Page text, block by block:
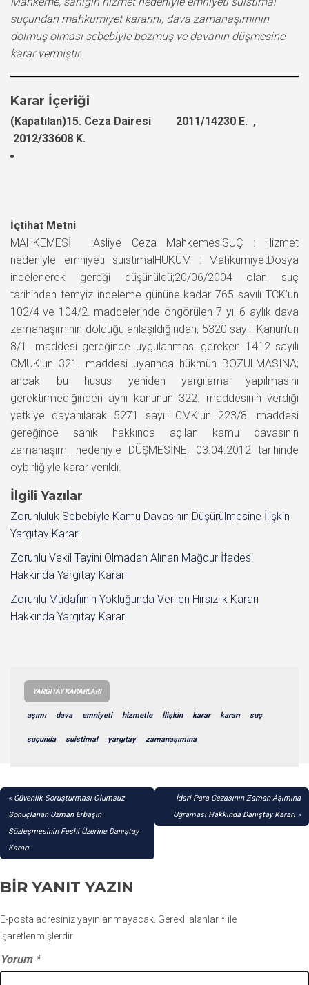
suçundan mahkumiyet kararını, dava zamanaşımının
dolmuş olması sebebiyle bozmuş ve davanın düşmesine
karar vermiştir.
Karar İçeriği
(Kapatılan)15. Ceza Dairesi 2011/14230 E. ,
2012/33608 K.
İçtihat Metni
MAHKEMESİ :Asliye Ceza MahkemesiSUÇ : Hizmet
nedeniyle emniyeti suistimalHÜKÜM : MahkumiyetDosya
incelenerek gereği düşünüldü;20/06/2004 olan suç
tarihinden temyiz inceleme gününe kadar 765 sayılı TCK’un
102/4 ve 104/2. maddelerinde öngörülen 7 yıl 6 aylık dava
zamanaşımının dolduğu anlaşıldığından; 5320 sayılı Kanun’un
8/1. maddesi gereğince uygulanması gereken 1412 sayılı
CMUK’un 321. maddesi uyarınca hükmün BOZULMASINA;
ancak bu husus yeniden yargılama yapılmasını
gerektirmediğinden aynı kanunun 322. maddesinin verdiği
yetkiye dayanılarak 5271 sayılı CMK’un 223/8. maddesi
gereğince sanık hakkında açılan kamu davasının
zamanaşımı nedeniyle DÜŞMESİNE, 03.04.2012 tarihinde
oybirliğiyle karar verildi.
İlgili Yazılar
Zorunluluk Sebebiyle Kamu Davasının Düşürülmesine İlişkin
Yargıtay Kararı
Zorunlu Vekil Tayini Olmadan Alınan Mağdur İfadesi
Hakkında Yargıtay Kararı
Zorunlu Müdafiinin Yokluğunda Verilen Hırsızlık Kararı
Hakkında Yargıtay Kararı
YARGITAY KARARLARI
aşımı dava emniyeti hizmetle İlişkin karar kararı suç
suçunda suistimal yargıtay zamanaşımına
YAZI
GEZINMESI
Güvenlik Soruşturması Olumsuz
Sonuçlanan Uzman Erbaşın
Sözleşmesinin Feshi Üzerine Danıştay
Kararı
İdari Para Cezasının Zaman Aşımına
Uğraması Hakkında Danıştay Kararı
BIR YANIT YAZIN
E-posta adresiniz yayınlanmayacak. Gerekli alanlar* ile
işaretlenmişlerdir
Yorum *